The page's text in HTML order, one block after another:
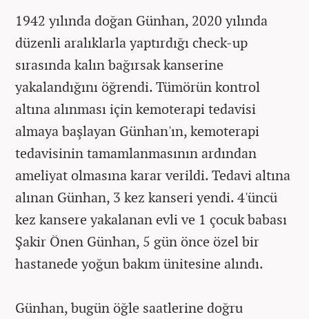
1942 yılında doğan Günhan, 2020 yılında
düzenli aralıklarla yaptırdığı check-up
sırasında kalın bağırsak kanserine
yakalandığını öğrendi. Tümörün kontrol
altına alınması için kemoterapi tedavisi
almaya başlayan Günhan'ın, kemoterapi
tedavisinin tamamlanmasının ardından
ameliyat olmasına karar verildi. Tedavi altına
alınan Günhan, 3 kez kanseri yendi. 4'üncü
kez kansere yakalanan evli ve 1 çocuk babası
Şakir Önen Günhan, 5 gün önce özel bir
hastanede yoğun bakım ünitesine alındı.
Günhan, bugün öğle saatlerine doğru